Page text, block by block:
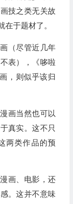
技之类无关故
于题材了。
（尽管近几年
表），《哆啦
，则似乎该归
画当然也可以
真实。这不只
两类作品的预
画、电影，还
。这并不意味